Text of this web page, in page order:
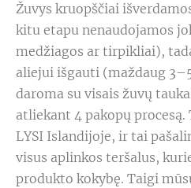
Žuvys kruopščiai
kitu etapu nenaudojamos
medžiagos ar tirpikliai),
aliejui išgauti (maždaug
daroma su visais žuvų
atliekant 4 pakopų
LYSI Islandijoje, ir tai
visus aplinkos teršalus,
produkto kokybę. Taigi